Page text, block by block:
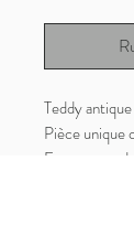
Teddy
Pièce unique
En coton et